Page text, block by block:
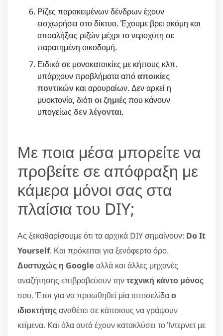
Ρίζες παρακειμένων δένδρων έχουν
εισχωρήσει στο δίκτυο. Έχουμε βρει ακόμη και
αποαλήξεις ριζών μέχρι το νεροχύτη σε
παρατημένη οικοδομή.
Ειδικά σε μονοκατοικίες με κήπους κλπ.
υπάρχουν προβλήματα απόαποικίες
ποντικών και αρουραίων. Δεν αρκεί η
μυοκτονία, διότι οι ζημιέςπου κάνουν
υπογείως δεν λέγονται.
Με ποια μέσα μπορείτε να
προβείτε σε απόφραξη με
κάμερα μόνοι σας στα
πλαίσια του DIY;
Ας ξεκαθαρίσουμε ότι τα αρχικά DIY σημαίνουν: Do It
Yourself. Και πρόκειται για ξενόφερτο όρο.
Δυστυχώς η Google αλλά και άλλες μηχανές
αναζήτησης επιβραβεύουν τηντεχνική κάντο μόνος
σου. Έτσι για να προωθηθεί μία ιστοσελίδαο
ιδιοκτήτηςαναθέτει σε κάποιους να γράψουν
κείμενα. Και όλα αυτά έχουν κατακλύσει το Ίντερνετ με